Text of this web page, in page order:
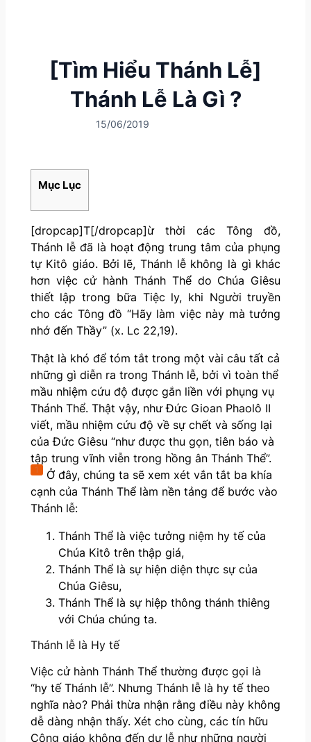
[Tìm Hiểu Thánh Lễ]
Thánh Lễ Là Gì ?
15/06/2019
Mục Lục
[dropcap]T[/dropcap]ừ thời các Tông đồ,
Thánh lễ đã là hoạt động trung tâm của phụng
tự Kitô giáo. Bởi lẽ, Thánh lễ không là gì khác
hơn việc cử hành Thánh Thể do Chúa Giêsu
thiết lập trong bữa Tiệc ly, khi Người truyền
cho các Tông đồ “Hãy làm việc này mà tưởng
nhớ đến Thầy” (x. Lc 22,19).
Thật là khó để tóm tắt trong một vài câu tất cả
những gì diễn ra trong Thánh lễ, bởi vì toàn thể
mầu nhiệm cứu độ được gắn liền với phụng vụ
Thánh Thể. Thật vậy, như Đức Gioan Phaolô II
viết, mầu nhiệm cứu độ về sự chết và sống lại
của Đức Giêsu “như được thu gọn, tiên báo và
tập trung vĩnh viễn trong hồng ân Thánh Thể”.
1 Ở đây, chúng ta sẽ xem xét vắn tắt ba khía
cạnh của Thánh Thể làm nền tảng để bước vào
Thánh lễ:
Thánh Thể là việc tưởng niệm hy tế của
Chúa Kitô trên thập giá,
Thánh Thể là sự hiện diện thực sự của
Chúa Giêsu,
Thánh Thể là sự hiệp thông thánh thiêng
với Chúa chúng ta.
Thánh lễ là Hy tế
Việc cử hành Thánh Thể thường được gọi là
“hy tế Thánh lễ”. Nhưng Thánh lễ là hy tế theo
nghĩa nào? Phải thừa nhận rằng điều này không
dễ dàng nhận thấy. Xét cho cùng, các tín hữu
Công giáo không đến dự lễ như những người